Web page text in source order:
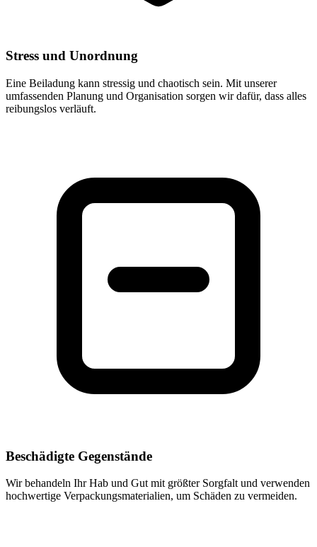
Stress und Unordnung
Eine Beiladung kann stressig und chaotisch sein. Mit unserer
umfassenden Planung und Organisation sorgen wir dafür, dass alles
reibungslos verläuft.
Beschädigte Gegenstände
Wir behandeln Ihr Hab und Gut mit größter Sorgfalt und verwenden
hochwertige Verpackungsmaterialien, um Schäden zu vermeiden.